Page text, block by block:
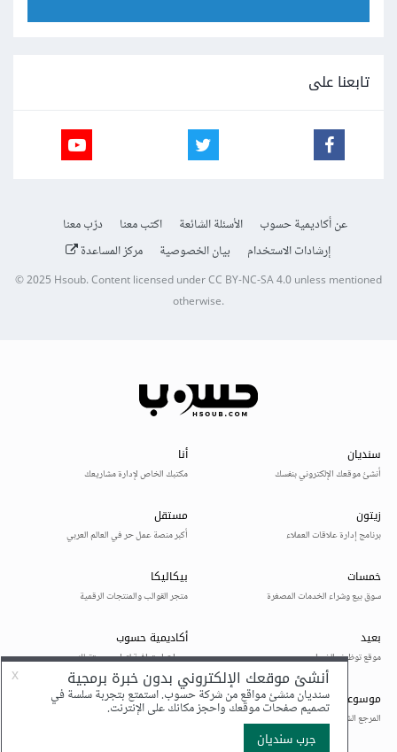
تابعنا على
عن أكاديمية حسوب الأسئلة الشائعة اكتب معنا
درّب معنا
إرشادات الاستخدام
بيان الخصوصية مركز المساعدة
© 2025Hsoub.Content licensed underCC BY-NC-SA 4.0unless mentioned
otherwise.